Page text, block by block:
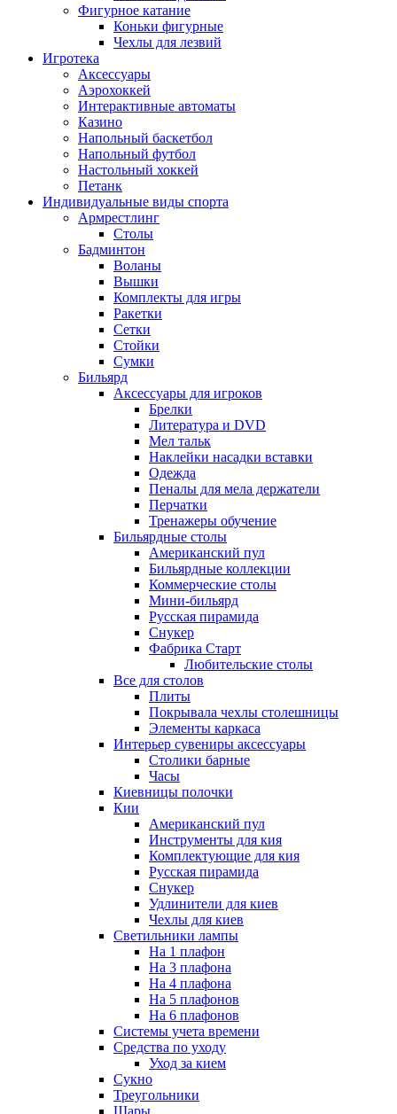
Фигурное катание
Коньки фигурные
Чехлы для лезвий
Игротека
Аксессуары
Аэрохоккей
Интерактивные автоматы
Казино
Напольный баскетбол
Напольный футбол
Настольный хоккей
Петанк
Индивидуальные виды спорта
Армрестлинг
Столы
Бадминтон
Воланы
Вышки
Комплекты для игры
Ракетки
Сетки
Стойки
Сумки
Бильярд
Аксессуары для игроков
Брелки
Литература и DVD
Мел тальк
Наклейки насадки вставки
Одежда
Пеналы для мела держатели
Перчатки
Тренажеры обучение
Бильярдные столы
Американский пул
Бильярдные коллекции
Коммерческие столы
Мини-бильярд
Русская пирамида
Снукер
Фабрика Старт
Любительские столы
Все для столов
Плиты
Покрывала чехлы столешницы
Элементы каркаса
Интерьер сувениры аксессуары
Столики барные
Часы
Киевницы полочки
Кии
Американский пул
Инструменты для кия
Комплектующие для кия
Русская пирамида
Снукер
Удлинители для киев
Чехлы для киев
Светильники лампы
На 1 плафон
На 3 плафона
На 4 плафона
На 5 плафонов
На 6 плафонов
Системы учета времени
Средства по уходу
Уход за кием
Сукно
Треугольники
Шары